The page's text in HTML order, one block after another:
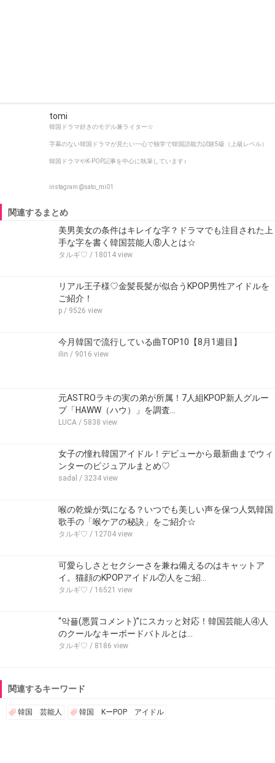
tomi
韓国ドラマ好きのモデル兼ライター☆
字幕のない韓国ドラマが見たい一心で独学で韓国語能力試験5級（上級レベル）
韓国ドラマやK-POP記事を中心に執筆しています♪
instagram @sato_mi01
関連するまとめ
美男美女の条件はキレイな字？ドラマでも注目された上
手な字を書く韓国芸能人⑧人とは☆
タルギ♡ / 18014 view
リアル王子様♡金髪長髪が似合うKPOP男性アイドルを
ご紹介！
p / 9526 view
今月韓国で流行している曲TOP10【8月1週目】
ilin / 9016 view
元ASTROラキの実の弟が所属！7人組KPOP新人グルー
プ「HAWW（ハウ）」を調査…
LUCA / 5838 view
女子の憧れ韓国アイドル！デビューから最新曲までウィ
ンターのビジュアルまとめ♡
sadal / 3234 view
喉の乾燥が気になる？いつでも美しい声を保つ人気韓国
歌手の「喉ケアの秘訣」をご紹介☆
タルギ♡ / 12704 view
可愛らしさとセクシーさを兼ね備えるのはキャットア
イ。猫顔のKPOPアイドル⑦人をご紹…
タルギ♡ / 16521 view
“악플(悪質コメント)”にスカッと対応！韓国芸能人④人
のクールなキーボードバトルとは…
タルギ♡ / 8186 view
関連するキーワード
韓国 芸能人 韓国 KーPOP アイドル